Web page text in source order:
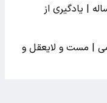
جنسی معلم زن با شاگرد ۱۷ ساله | یادگیری از
| مست و لایعقل و